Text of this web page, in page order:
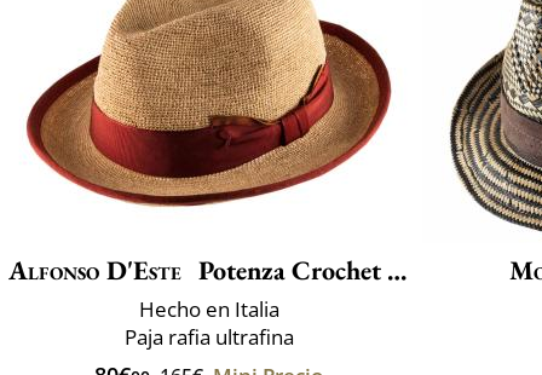
Alfonso D'Este Potenza Crochet Fino
Hecho en Italia
Paja rafia ultrafina